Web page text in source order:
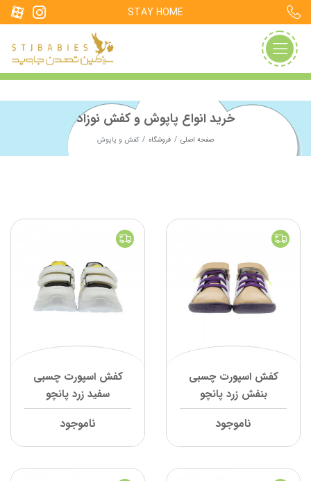
STAY HOME
خرید انواع پاپوش و کفش نوزاد
صفحه اصلی فروشگاه کفش و پاپوش
کفش اسپورت چسبی
بنفش زرد پانچو
ناموجود
کفش اسپورت چسبی
سفید زرد پانچو
ناموجود